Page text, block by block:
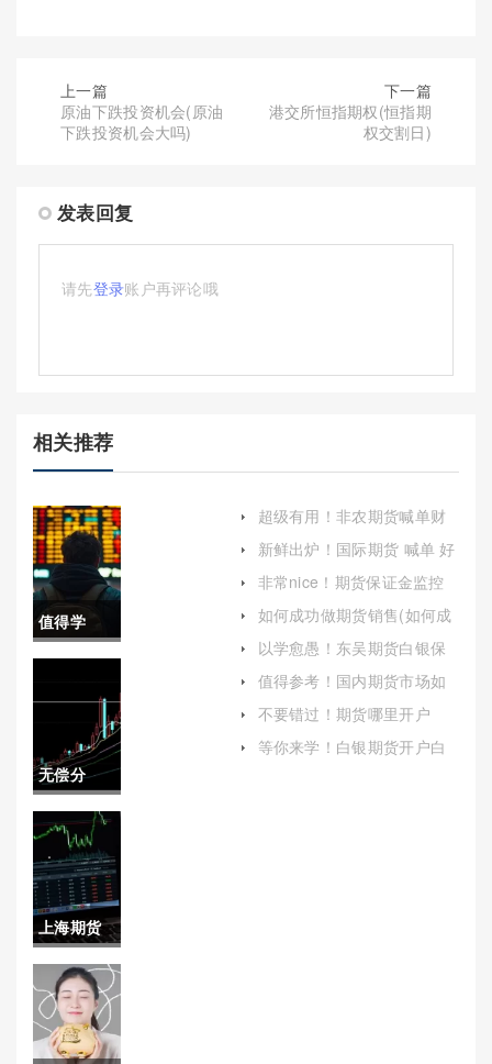
上一篇
原油下跌投资机会(原油
下跌投资机会大吗)
下一篇
港交所恒指期权(恒指期
权交割日)
发表回复
请先登录账户再评论哦
相关推荐
值得学
习！行情
(为读者提
供一套系
统的理解
和应对框
架)
无偿分
享！手续
费国际期
货软件(全
面解析与
选择指南)
上海期货
合约规则
最新(上海
期货交易
超级有用！非农期货喊单财
经(原油期货喊单非农)
新鲜出炉！国际期货 喊单 好
（帮助投资者做出明智的交
易选择）
非常nice！期货保证金监控
(期货保证金监控中心账号密
码忘了)
如何成功做期货销售(如何成
功做期货销售员)
以学愈愚！东吴期货白银保
证金(白银期货保证金调整通
知)
值得参考！国内期货市场如
何开户（详细介绍国内期货
市场的开户流程）
不要错过！期货哪里开户
（为投资者提供全面的指
导）
等你来学！白银期货开户白